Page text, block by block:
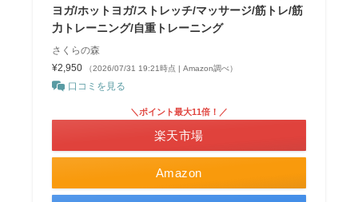
ヨガ/ホットヨガ/ストレッチ/マッサージ/筋トレ/筋
力トレーニング/自重トレーニング
さくらの森
¥2,950
（2026/07/31 19:21時点 | Amazon調べ）
口コミを見る
Amazon
＼ポイント最大11倍！／
楽天市場